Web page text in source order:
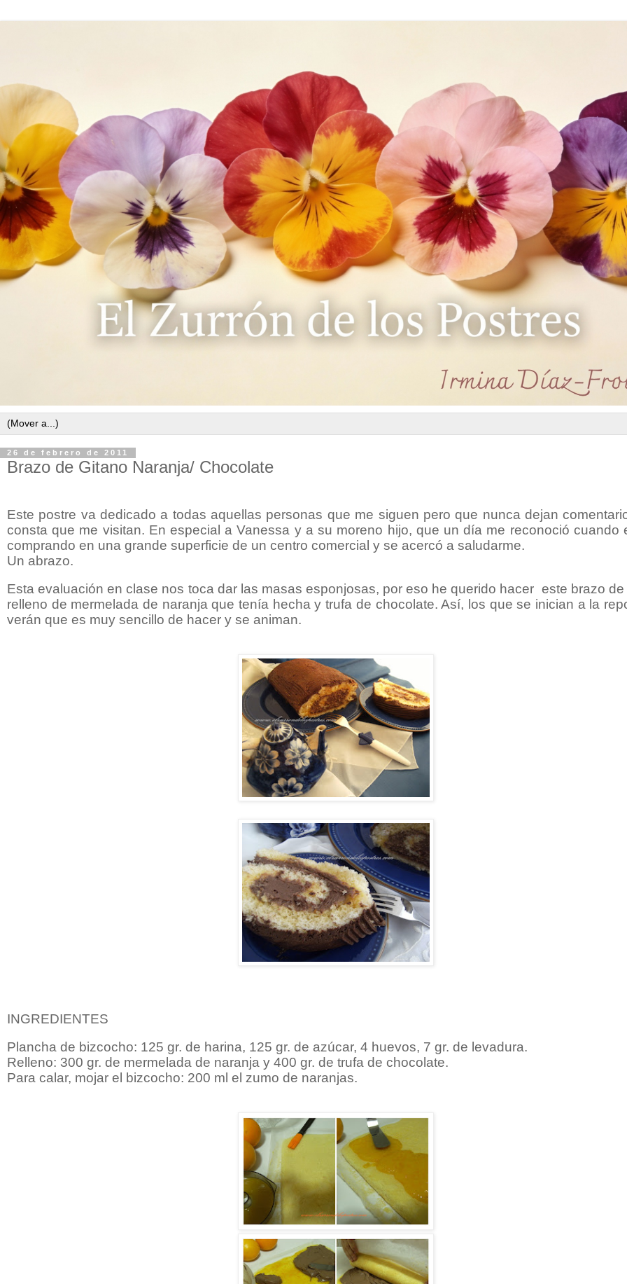
26 de febrero de 2011
Brazo de Gitano Naranja/ Chocolate
Este postre va dedicado a todas aquellas personas que me siguen pero que nunca dejan
consta que me visitan. En especial a Vanessa y a su moreno hijo, que un día me reconoció cuando
comprando en una grande superficie de un centro comercial y se acercó a saludarme.
Un abrazo.
Esta evaluación en clase nos toca dar las masas esponjosas, por eso he querido hacer este brazo de
relleno de mermelada de naranja que tenía hecha y trufa de chocolate. Así, los que se inician a la
verán que es muy sencillo de hacer y se animan.
INGREDIENTES
Plancha de bizcocho: 125 gr. de harina, 125 gr. de azúcar, 4 huevos, 7 gr. de levadura.
Relleno: 300 gr. de mermelada de naranja y 400 gr. de trufa de chocolate.
Para calar, mojar el bizcocho: 200 ml el zumo de naranjas.